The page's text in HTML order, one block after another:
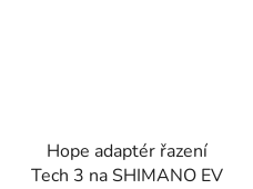
Hope adaptér řazení
Tech 3 na SHIMANO EV